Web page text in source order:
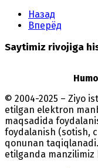
Назад
Вперёд
Saytimiz rivojiga
© 2004-2025 – Ziyo
etilgan elektron
maqsadida
foydalanish (sotish,
qonunan
etilganda manzilimiz